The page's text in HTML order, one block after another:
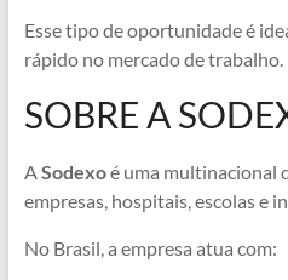
Esse tipo de oportunidade é
rápido no mercado de trabalho.
SOBRE A
ASodexoé uma multinacional
empresas, hospitais, escolas e
No Brasil, a empresa atua com: